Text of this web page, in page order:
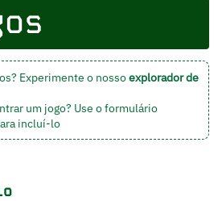
Experimente o nossoexplorador de
um jogo? Use o formulário
incluí-lo